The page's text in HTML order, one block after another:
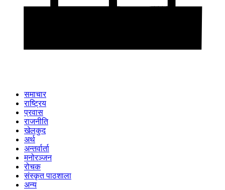
समाचार
राष्ट्रिय
प्रवास
राजनीति
खेलकुद
अर्थ
अन्तर्वार्ता
मनोरञ्जन
रोचक
संस्कृत पाठशाला
अन्य